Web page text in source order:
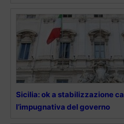
Sicilia: ok a stabilizzazione
l’impugnativa del governo